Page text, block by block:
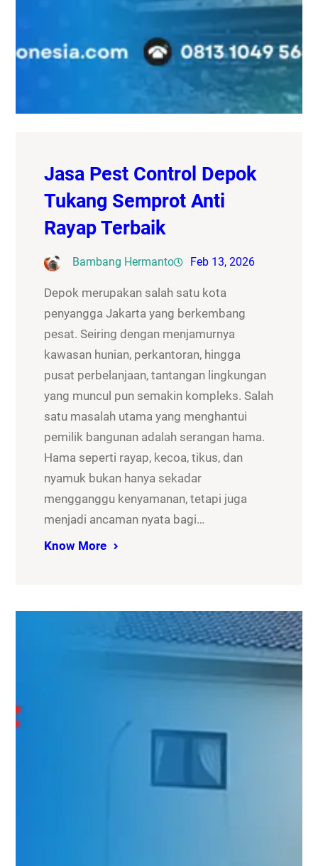
Jasa Pest Control Depok
Tukang Semprot Anti
Rayap Terbaik
Bambang Hermanto Feb 13, 2026
Depok merupakan salah satu kota
penyangga Jakarta yang berkembang
pesat. Seiring dengan menjamurnya
kawasan hunian, perkantoran, hingga
pusat perbelanjaan, tantangan lingkungan
yang muncul pun semakin kompleks. Salah
satu masalah utama yang menghantui
pemilik bangunan adalah serangan hama.
Hama seperti rayap, kecoa, tikus, dan
nyamuk bukan hanya sekadar
mengganggu kenyamanan, tetapi juga
menjadi ancaman nyata bagi…
Know More